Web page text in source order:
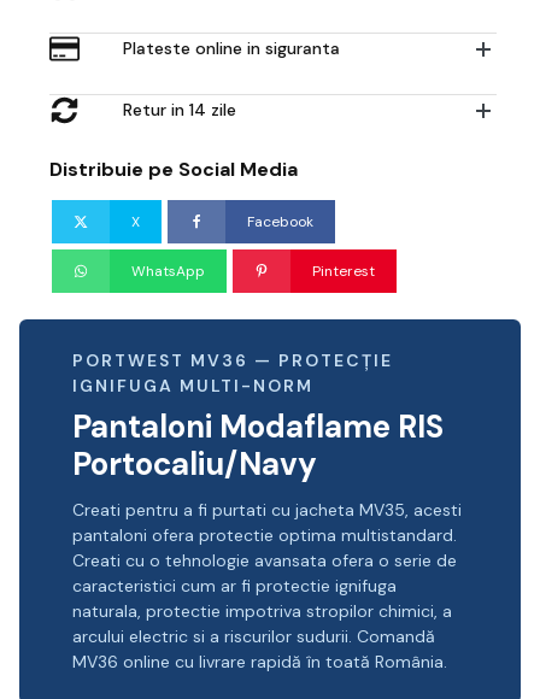
Plateste online in siguranta
Retur in 14 zile
Distribuie pe Social Media
X Facebook
WhatsApp Pinterest
PORTWEST MV36 — PROTECȚIE
IGNIFUGA MULTI-NORM
Pantaloni Modaflame RIS
Portocaliu/Navy
Creati pentru a fi purtati cu jacheta MV35, acesti
pantaloni ofera protectie optima multistandard.
Creati cu o tehnologie avansata ofera o serie de
caracteristici cum ar fi protectie ignifuga
naturala, protectie impotriva stropilor chimici, a
arcului electric si a riscurilor sudurii. Comandă
MV36 online cu livrare rapidă în toată România.